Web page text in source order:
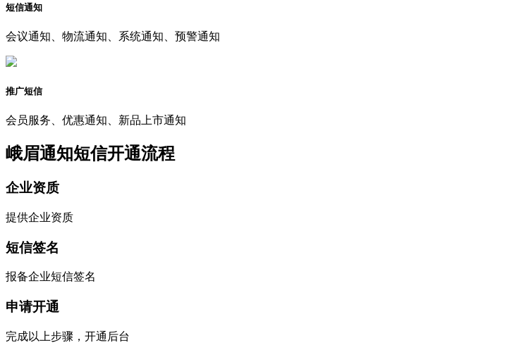
短信通知
会议通知、物流通知、系统通知、预警通知
推广短信
会员服务、优惠通知、新品上市通知
峨眉通知短信开通流程
企业资质
提供企业资质
短信签名
报备企业短信签名
申请开通
完成以上步骤，开通后台